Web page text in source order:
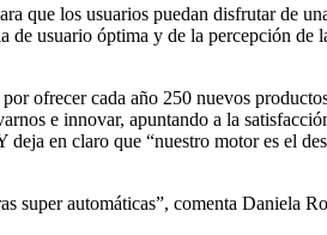
que los usuarios puedan disfrutar de
de usuario óptima y de la percepción
ofrecer cada año 250 nuevos
e innovar, apuntando a la
en claro que “nuestro motor es el
super automáticas”, comenta